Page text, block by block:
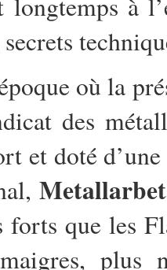
où la
des
et doté d’une
que les